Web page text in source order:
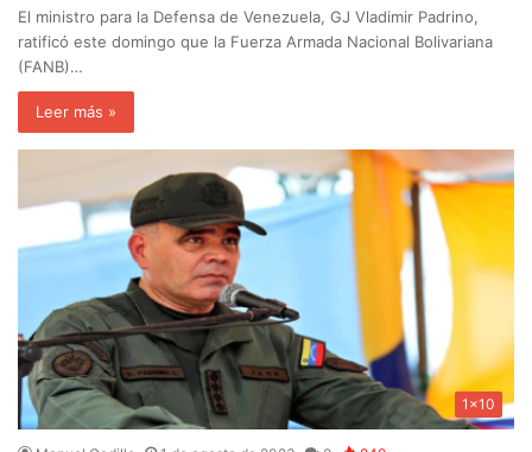
El ministro para la Defensa de Venezuela, GJ Vladimir Padrino,
ratificó este domingo que la Fuerza Armada Nacional Bolivariana
(FANB)…
Leer más »
1x10